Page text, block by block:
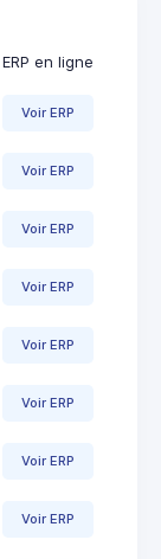
ERP en ligne
Voir ERP
Voir ERP
Voir ERP
Voir ERP
Voir ERP
Voir ERP
Voir ERP
Voir ERP